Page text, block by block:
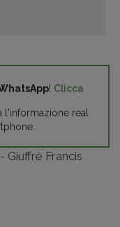
! Clicca
l'informazione real
Francis